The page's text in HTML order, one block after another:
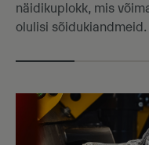
näidikuplokk, mis
olulisi sõidukiandmeid.